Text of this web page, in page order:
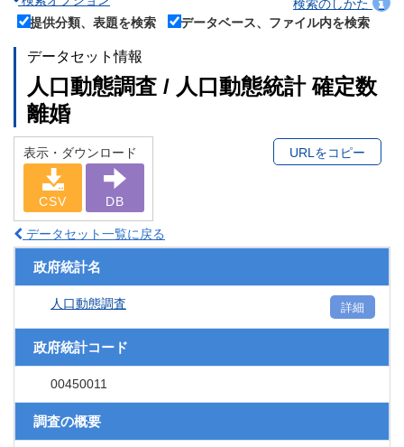
検索のしかた
提供分類、表題を検索
データベース、ファイル内を検索
データセット情報
人口動態調査 / 人口動態統計 確定数
離婚
表示・ダウンロード
CSV DB
URLをコピー
データセット一覧に戻る
政府統計名
人口動態調査 詳細
政府統計コード
00450011
調査の概要